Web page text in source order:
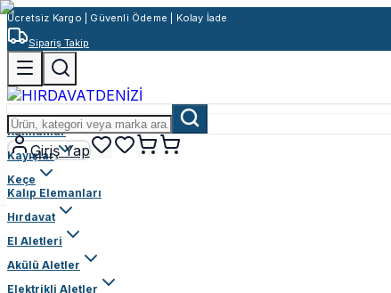
Ücretsiz Kargo | Güvenli Ödeme | Kolay İade
Sipariş Takip
Giriş Yap
Rulmanlar
Kayışlar
Keçe
Kalıp Elemanları
Hırdavat
El Aletleri
Akülü Aletler
Elektrikli Aletler